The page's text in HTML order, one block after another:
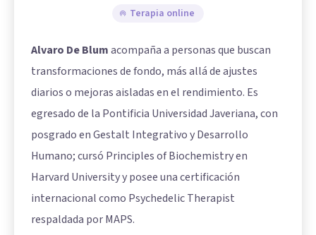
Terapia online
Alvaro De Blumacompaña a personas que buscan
transformaciones de fondo, más allá de ajustes
diarios o mejoras aisladas en el rendimiento. Es
egresado de la Pontificia Universidad Javeriana, con
posgrado en Gestalt Integrativo y Desarrollo
Humano; cursó Principles of Biochemistry en
Harvard University y posee una certificación
internacional como Psychedelic Therapist
respaldada por MAPS.